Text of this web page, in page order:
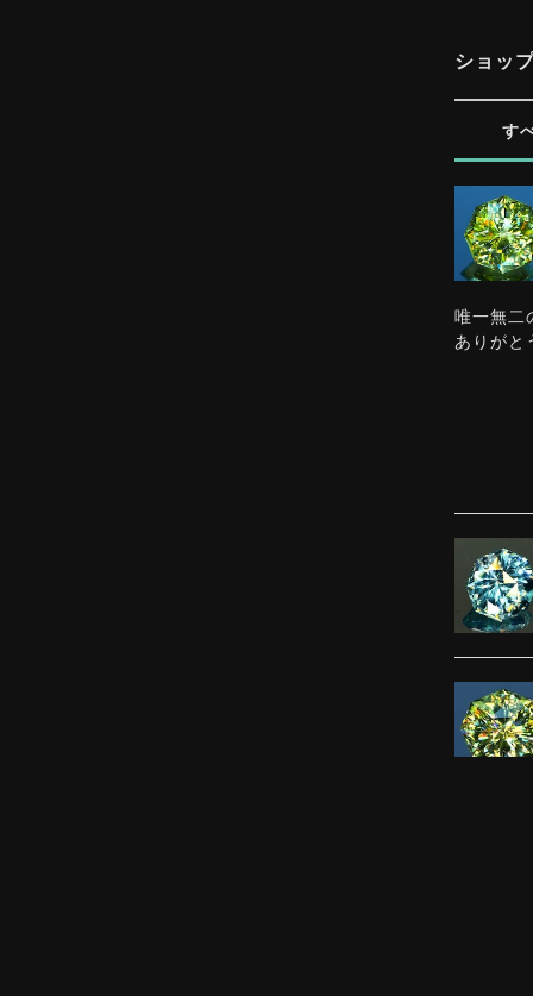
ショッ
す
唯一無二
ありがと